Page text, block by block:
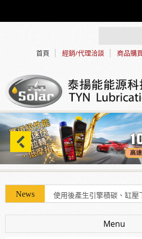
首頁 經銷/代理洽談 商品購
使用後產生引擎積碳、缸
2025年7月13日受KBS京
Menu